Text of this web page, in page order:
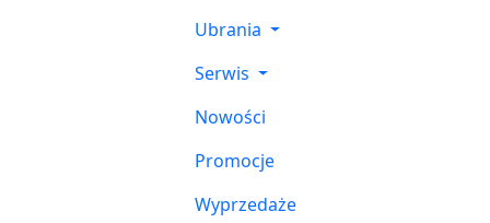
Ubrania
Serwis
Nowości
Promocje
Wyprzedaże